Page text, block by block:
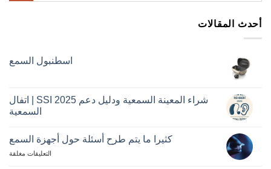
أحدث المقالات
اسطنبول السمع
شراء المعينة السمعية ودليل دعم SSI 2025 | اتفال
السمعية
كثيرا ما يتم طرح أسئلة حول أجهزة السمع
لطرح
التعليقات مغلقة